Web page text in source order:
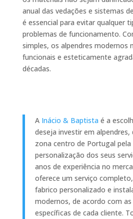
anual das vedações e sistemas
é essencial para evitar qualquer
problemas de funcionamento.
simples, os alpendres modernos
funcionais e esteticamente
décadas.
AInácio & Baptista é a
deseja investir em alpendres,
zona centro de Portugal pela
personalização dos seus
anos de experiência no
oferece um serviço
fabrico personalizado e
modernos, de acordo com as
específicas de cada cliente.